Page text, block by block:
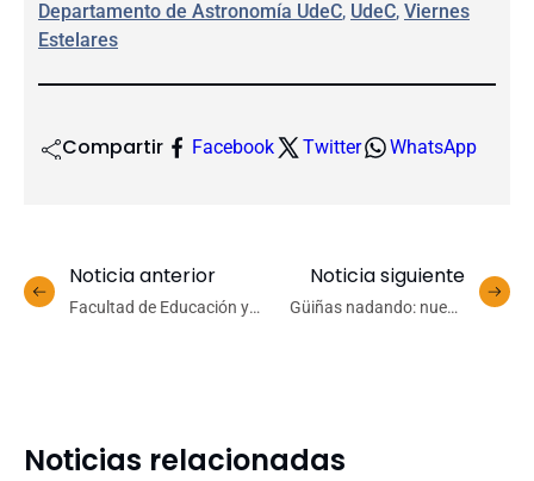
Departamento de Astronomía UdeC, UdeC, Viernes
Estelares
Compartir Facebook Twitter WhatsApp
Noticia anterior
Facultad de Educación y
Noticia siguiente
Güiñas nadando: nueva
Noticias relacionadas